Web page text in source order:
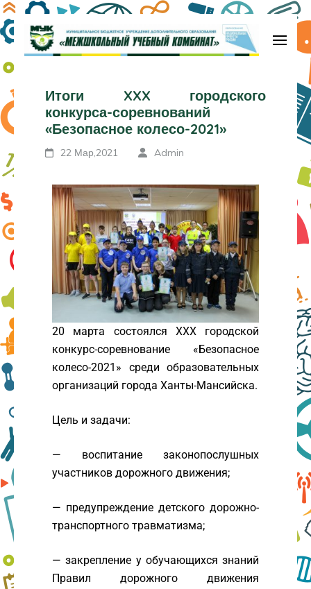
комбинат»
Итоги XXX городского
конкурса-соревнований
«Безопасное колесо-2021»
22 Мар,2021 Admin
20 марта состоялся XXX городской
конкурс-соревнование «Безопасное
колесо-2021» среди образовательных
организаций города Ханты-Мансийска.
Цель и задачи:
— воспитание законопослушных
участников дорожного движения;
— предупреждение детского дорожно-
транспортного травматизма;
— закрепление у обучающихся знаний
Правил дорожного движения